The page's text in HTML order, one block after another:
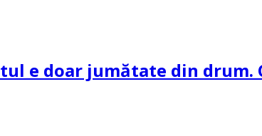
e doar jumătate din drum.